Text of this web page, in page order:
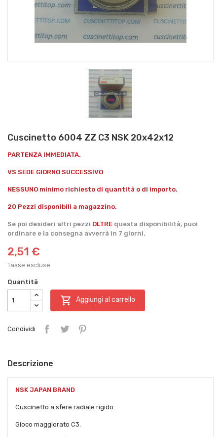
Cuscinetto 6004 ZZ C3 NSK 20x42x12
PARTENZA IMMEDIATA.
VS SEDE GIORNO SUCCESSIVO
NESSUNO minimo richiesto di quantità o di importo.
20 Pezzi disponibili a magazzino.
Se poi desideri altri pezzi OLTRE questa disponibilità, puoi
ordinare e la consegna avverrà in 7 giorni.
2,51 €
Tasse escluse
Quantità
 Aggiungi al carrello
Condividi
Descrizione
NSK JAPAN BRAND
Cuscinetto a sfere radiale rigido.
Gioco maggiorato C3.